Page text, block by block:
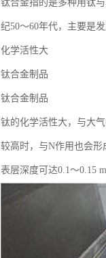
钛合金指的是多种用钛
纪50～60年代，主要是
化学活性大
钛合金制品
钛合金制品
钛的化学活性大，与大
较高时，与N作用也会
表层深度可达0.1～0.15